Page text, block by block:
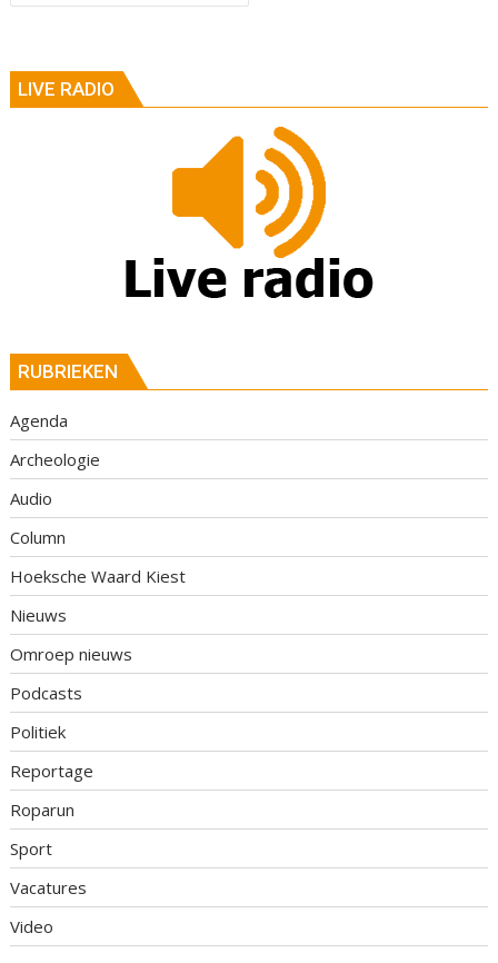
LIVE RADIO
RUBRIEKEN
Agenda
Archeologie
Audio
Column
Hoeksche Waard Kiest
Nieuws
Omroep nieuws
Podcasts
Politiek
Reportage
Roparun
Sport
Vacatures
Video